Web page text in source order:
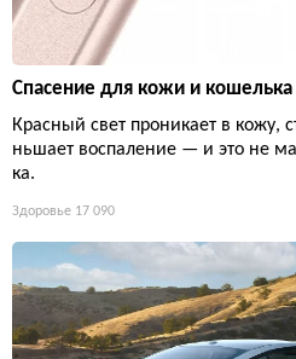
Спасение для кожи и кошелька
Красный свет проникает в кожу,
ньшает воспаление — и это не
ка.
Здоровье 17 090